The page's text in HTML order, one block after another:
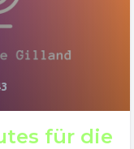
für die